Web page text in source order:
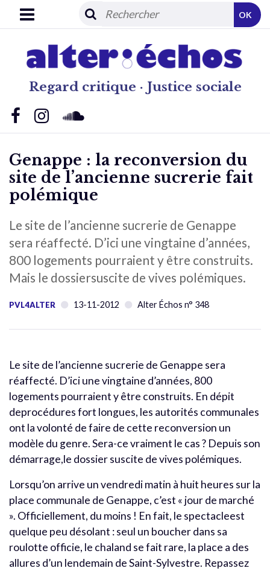
Regard critique · Justice sociale
OK
Genappe : la reconversion du
site de l’ancienne sucrerie fait
polémique
Le site de l’ancienne sucrerie de Genappe
sera réaffecté. D’ici une vingtaine d’années,
800 logements pourraient y être construits.
Mais le dossiersuscite de vives polémiques.
PVL4ALTER 13-11-2012 Alter Échos n° 348
Le site de l’ancienne sucrerie de Genappe sera
réaffecté. D’ici une vingtaine d’années, 800
logements pourraient y être construits. En dépit
deprocédures fort longues, les autorités communales
ont la volonté de faire de cette reconversion un
modèle du genre. Sera-ce vraiment le cas ? Depuis son
démarrage,le dossier suscite de vives polémiques.
Lorsqu’on arrive un vendredi matin à huit heures sur la
place communale de Genappe, c’est « jour de marché
». Officiellement, du moins ! En fait, le spectacleest
quelque peu désolant : seul un boucher dans sa
roulotte officie, le chaland se fait rare, la place a des
allures d’un lendemain de Saint-Sylvestre. Repassez